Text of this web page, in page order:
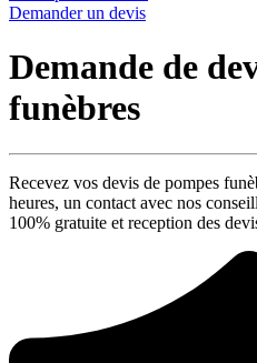
Demander un devis
Demande de
funèbres
Recevez vos devis de pompes
heures, un contact avec nos
100% gratuite et reception des